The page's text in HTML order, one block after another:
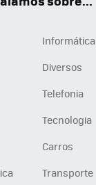
Informática
Diversos
Telefonia
Tecnologia
Carros
Transporte